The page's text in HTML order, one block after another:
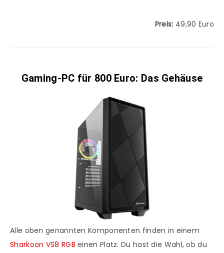
Preis: 49,90 Euro
Gaming-PC für 800 Euro: Das Gehäuse
Alle oben genannten Komponenten finden in einem
Sharkoon VS8 RGB einen Platz. Du hast die Wahl, ob du